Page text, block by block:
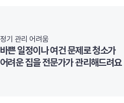
정기 관리 어려움
바쁜 일정이나 여건 문제로 청소가
어려운 집을 전문가가 관리해드려요